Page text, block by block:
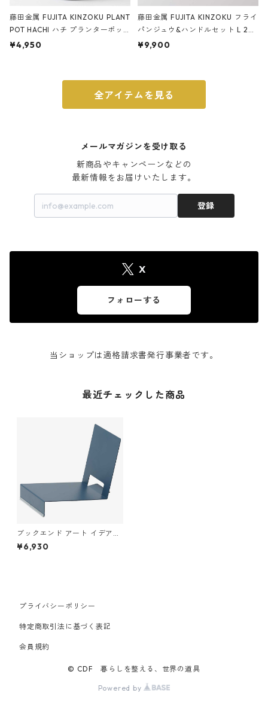
藤田金属 FUJITA KINZOKU PLANT
POT HACHI ハチ プランターポッ
ト 3号 ブラック
¥4,950
藤田金属 FUJITA KINZOKU フライ
パンジュウ&ハンドルセット L 24c
m ガス火・IH対応 鉄フライパン
¥9,900
全アイテムを見る
メールマガジンを受け取る
新商品やキャンペーンなどの
最新情報をお届けいたします。
登録
X
フォローする
当ショップは適格請求書発行事業者です。
最近チェックした商品
ブックエンド アート イデアコ
ブックスタンド ナップ ideaco
NAP Bookstand ネイビー
¥6,930
プライバシーポリシー
特定商取引法に基づく表記
会員規約
© CDF 暮らしを整える、世界の道具
Powered by